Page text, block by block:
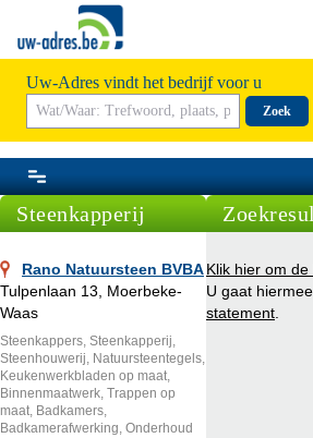
Uw-Adres vindt het bedrijf voor u
Zoek
Steenkapperij
Rano Natuursteen BVBA
Tulpenlaan 13, Moerbeke-
Waas
Steenkappers, Steenkapperij,
Steenhouwerij, Natuursteentegels,
Keukenwerkbladen op maat,
Binnenmaatwerk, Trappen op
maat, Badkamers,
Badkamerafwerking, Onderhoud
Klik hier om de
U gaat
statement